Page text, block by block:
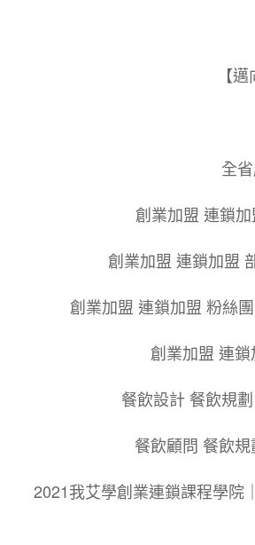
【
全
創業加盟 連鎖
創業加盟 連鎖加盟
創業加盟 連鎖加盟 粉絲
創業加盟 連
餐飲設計 餐飲規
餐飲顧問 餐飲
2021我艾學創業連鎖課程學院